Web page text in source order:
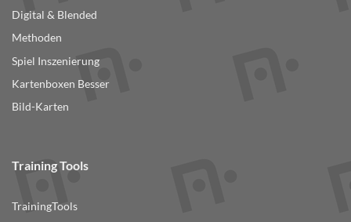
Digital & Blended
Methoden
Spiel Inszenierung
Kartenboxen Besser
Bild-Karten
Training Tools
TrainingTools